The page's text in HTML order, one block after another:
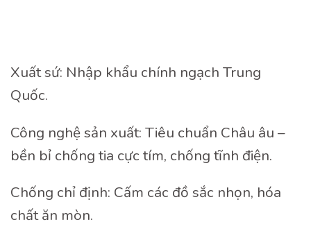
Xuất sứ: Nhập khẩu chính ngạch Trung
Quốc.
Công nghệ sản xuất: Tiêu chuẩn Châu âu –
bền bỉ chống tia cực tím, chống tĩnh điện.
Chống chỉ định: Cấm các đồ sắc nhọn, hóa
chất ăn mòn.